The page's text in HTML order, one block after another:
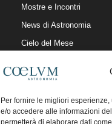
Per fornire le migliori
e/o accedere alle informazioni
permetterà di elaborare dati
Mostre e Incontri
News di Astronomia
Cielo del Mese
Articoli e Risorse On-Line
Il Blog della Redazione